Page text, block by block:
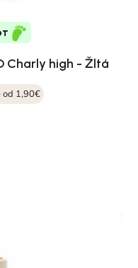
Charly high - Žltá
od 1,90€